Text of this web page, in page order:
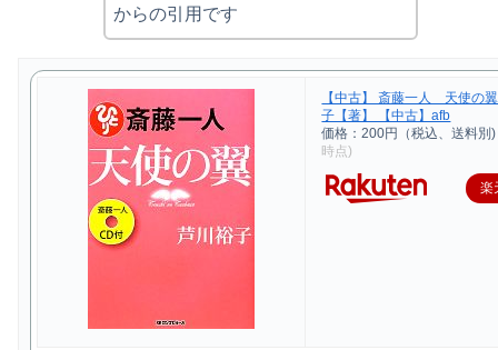
からの引用です
【中古】 斎藤一人 天使の
子【著】 【中古】afb
価格：200円（税込、送料別)
時点)
楽